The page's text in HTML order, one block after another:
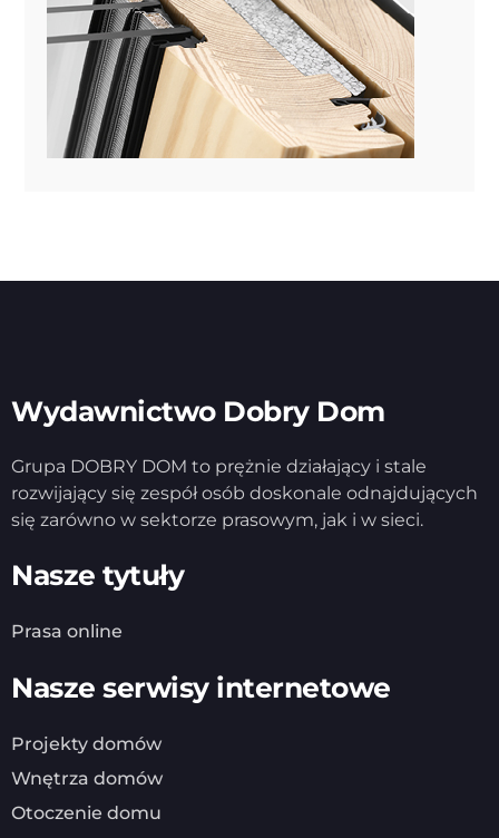
Wydawnictwo Dobry Dom
Grupa DOBRY DOM to prężnie działający i stale
rozwijający się zespół osób doskonale odnajdujących
się zarówno w sektorze prasowym, jak i w sieci.
Nasze tytuły
Prasa online
Nasze serwisy internetowe
Projekty domów
Wnętrza domów
Otoczenie domu